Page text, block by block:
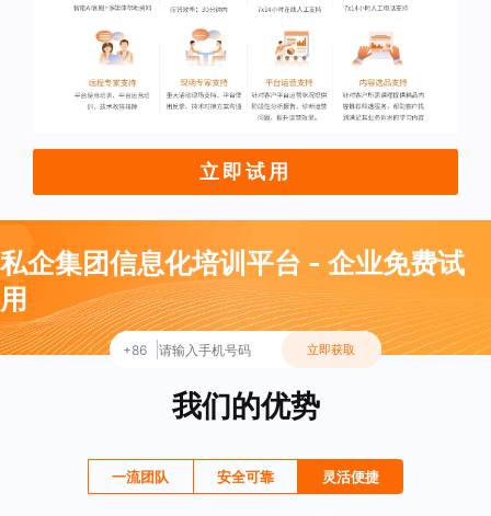
立即试用
私企集团信息化培训平台 - 企业免费试
用
+86 立即获取
我们的优势
一流团队 安全可靠 灵活便捷